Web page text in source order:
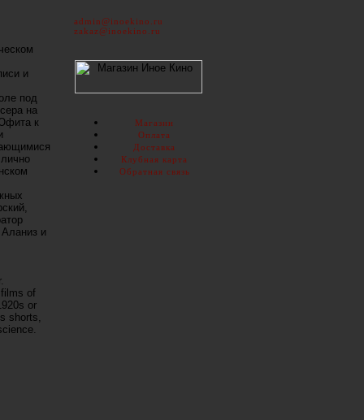
и
под
на
к
и
of
or
shorts,
admin@inoekino.ru
zakaz@inoekino.ru
Магазин
Оплата
Доставка
Клубная карта
Обратная связь